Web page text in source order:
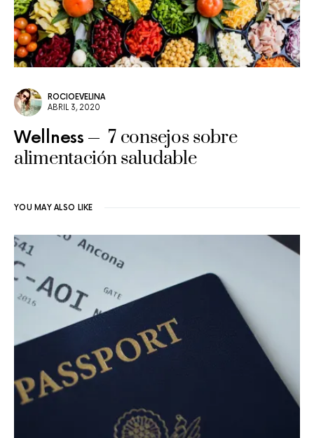
ROCIOEVELINA
ABRIL 3, 2020
Wellness
7 consejos sobre
alimentación saludable
YOU MAY ALSO LIKE